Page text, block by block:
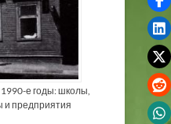
е годы: школы,
и предприятия